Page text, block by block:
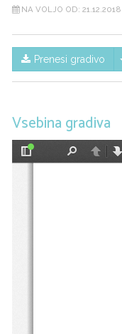
NA VOLJO OD: 21.12.2018
Prenesi gradivo
Vsebina gradiva
Preklopi
Nazaj